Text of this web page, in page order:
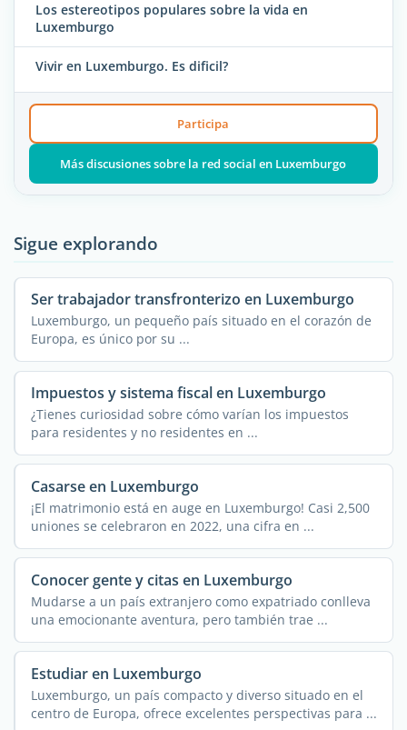
Los estereotipos populares sobre la vida en
Luxemburgo
Vivir en Luxemburgo. Es dificil?
Participa
Más discusiones sobre la red social en Luxemburgo
Sigue explorando
Ser trabajador transfronterizo en Luxemburgo
Luxemburgo, un pequeño país situado en el corazón de
Europa, es único por su ...
Impuestos y sistema fiscal en Luxemburgo
¿Tienes curiosidad sobre cómo varían los impuestos
para residentes y no residentes en ...
Casarse en Luxemburgo
¡El matrimonio está en auge en Luxemburgo! Casi 2,500
uniones se celebraron en 2022, una cifra en ...
Conocer gente y citas en Luxemburgo
Mudarse a un país extranjero como expatriado conlleva
una emocionante aventura, pero también trae ...
Estudiar en Luxemburgo
Luxemburgo, un país compacto y diverso situado en el
centro de Europa, ofrece excelentes perspectivas para ...